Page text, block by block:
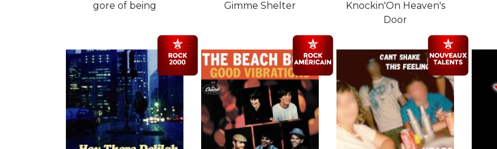
gore of being
Gimme Shelter
Knockin'On Heaven's
Door